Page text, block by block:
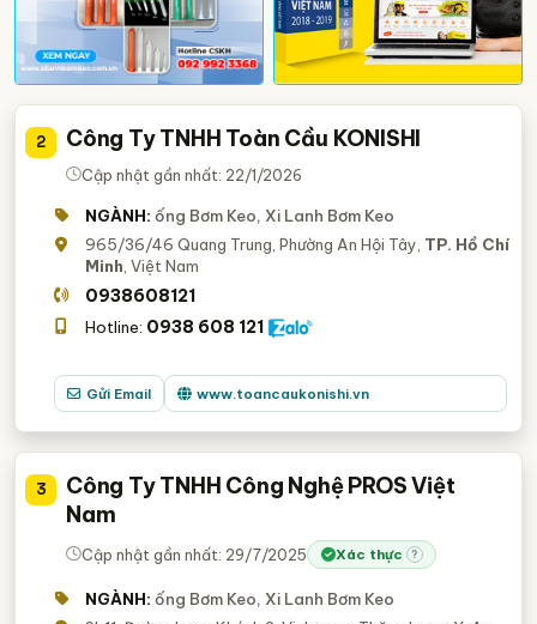
2 Công Ty TNHH Toàn Cầu KONISHI
Cập nhật gần nhất: 22/1/2026
NGÀNH: ống Bơm Keo, Xi Lanh Bơm Keo
965/36/46 Quang Trung, Phường An Hội Tây, TP. Hồ Chí
Minh , Việt Nam
0938608121
Hotline: 0938 608 121
Gửi Email www.toancaukonishi.vn
3
Công Ty TNHH Công Nghệ PROS Việt
Nam
Cập nhật gần nhất: 29/7/2025 Xác thực ?
NGÀNH: ống Bơm Keo, Xi Lanh Bơm Keo